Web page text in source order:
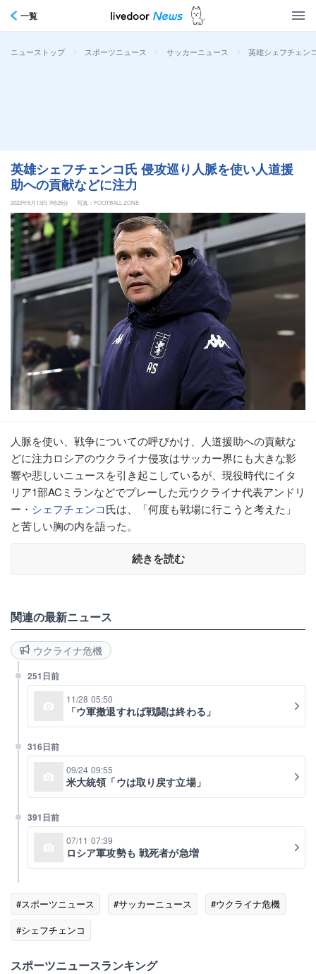
一覧
ニューストップ > スポーツニュース > サッカーニュース > 英雄シェフチェン
英雄シェフチェンコ氏 侵攻巡り人脈を使い人道援
助への貢献などに注力
2022年5月13日 7時25分 写真：FOOTBALL ZONE
人脈を使い、戦争についての呼びかけ、人道援助への貢献な
どに注力ロシアのウクライナ侵攻はサッカー界にも大きな影
響や悲しいニュースを引き起こしているが、現役時代にイタ
リア1部ACミランなどでプレーした元ウクライナ代表アンドリ
ー・ シェフチェンコ氏は、「何度も戦場に行こうと考えた」
と苦しい胸の内を語った。
続きを読む
関連の最新ニュース
ウクライナ危機
251日前
11/28 05:50
「ウ軍撤退すれば戦闘は終わる」
316日前
09/24 09:55
米大統領「ウは取り戻す立場」
391日前
07/11 07:39
ロシア軍攻勢も 戦死者が急増
#スポーツニュース #サッカーニュース
#ウクライナ危機
#シェフチェンコ
スポーツニュースランキング